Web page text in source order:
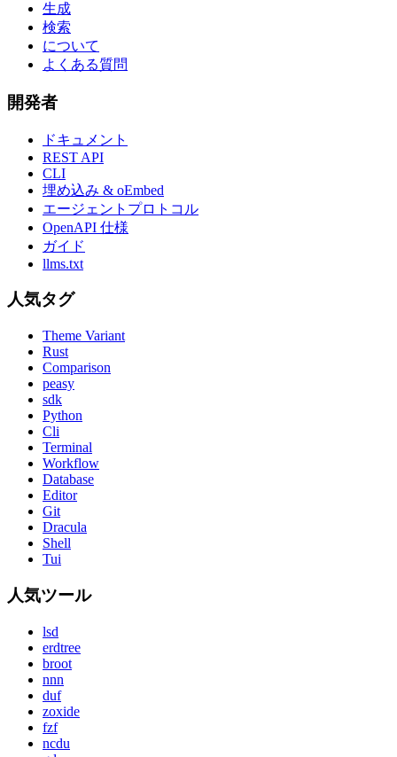
生成
検索
について
よくある質問
開発者
ドキュメント
REST API
CLI
埋め込み & oEmbed
エージェントプロトコル
OpenAPI 仕様
ガイド
llms.txt
人気タグ
Theme Variant
Rust
Comparison
peasy
sdk
Python
Cli
Terminal
Workflow
Database
Editor
Git
Dracula
Shell
Tui
人気ツール
lsd
erdtree
broot
nnn
duf
zoxide
fzf
ncdu